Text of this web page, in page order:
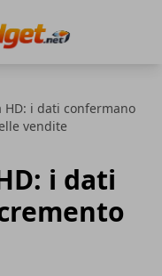
HD: i dati confermano
vendite
i dati